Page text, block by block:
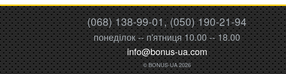
(068) 138-99-01, (050) 190-21-94
понеділок -- п'ятниця 10.00 -- 18.00
info@bonus-ua.com
© BONUS-UA 2026